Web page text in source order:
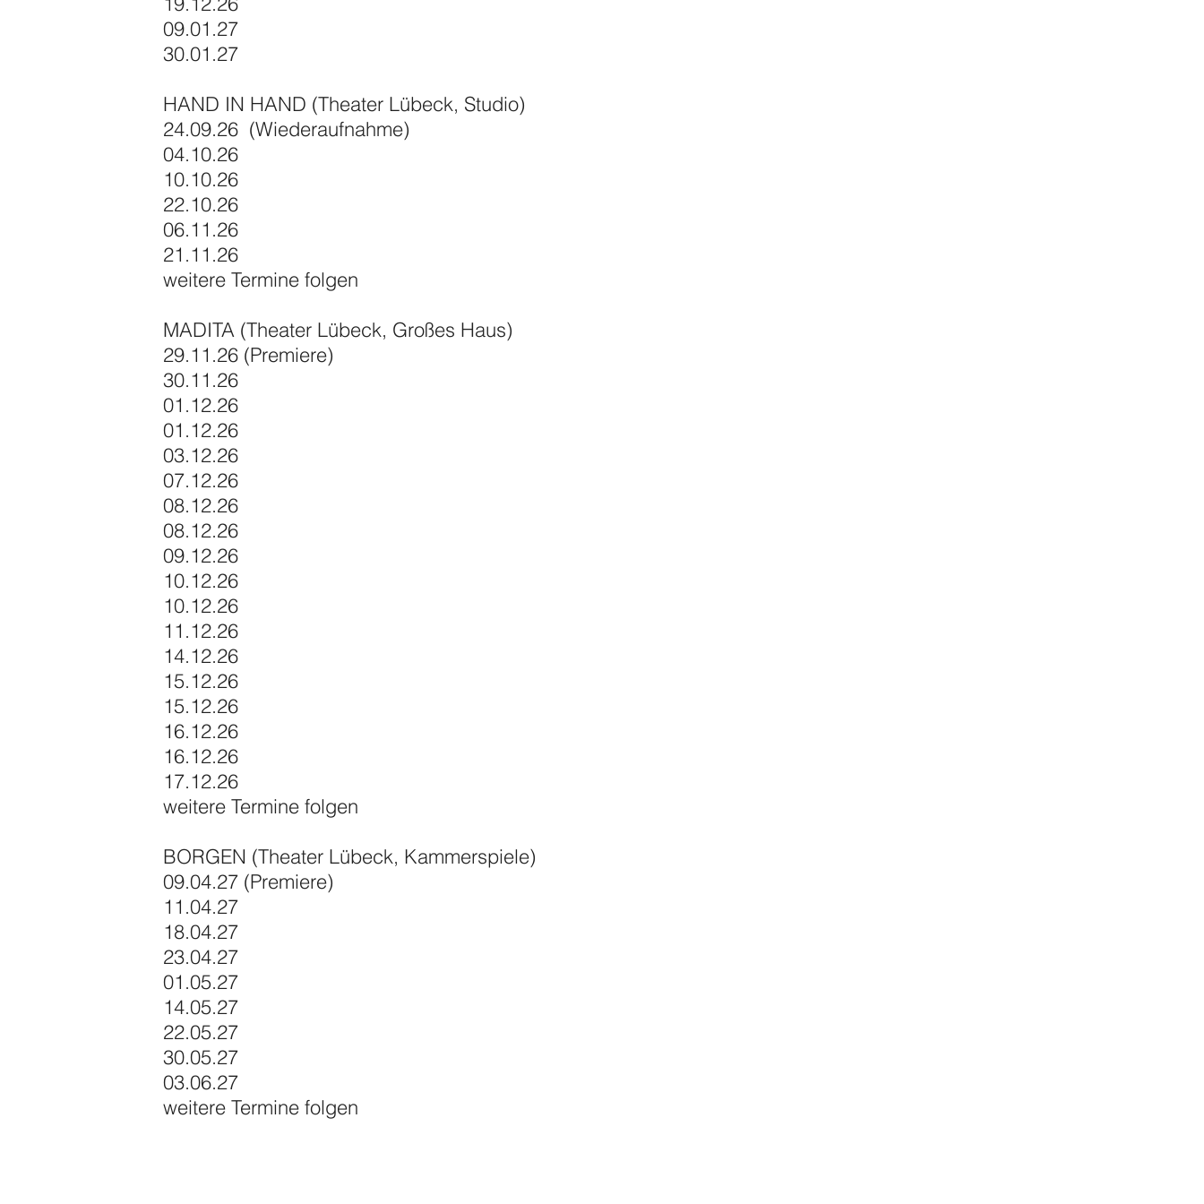
09.01.27
30.01.27
HAND IN HAND (Theater Lübeck, Studio)
24.09.26 (Wiederaufnahme)
04.10.26
10.10.26
22.10.26
06.11.26
21.11.26
weitere Termine folgen
MADITA (Theater Lübeck, Großes Haus)
29.11.26 (Premiere)
30.11.26
01.12.26
01.12.26
03.12.26
07.12.26
08.12.26
08.12.26
09.12.26
10.12.26
10.12.26
11.12.26
14.12.26
15.12.26
15.12.26
16.12.26
16.12.26
17.12.26
weitere Termine folgen
BORGEN (Theater Lübeck, Kammerspiele)
​09.04.27 (Premiere)
11.04.27
18.04.27
23.04.27
01.05.27
14.05.27
22.05.27
30.05.27
03.06.27
weitere Termine folgen